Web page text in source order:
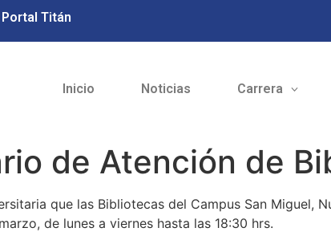
Portal Titán
Inicio Noticias Carrera
de Atención de
que las Bibliotecas del Campus San Miguel,
de lunes a viernes hasta las 18:30 hrs.